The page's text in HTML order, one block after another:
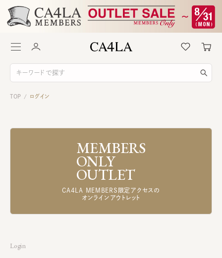
TOP / ログイン
MEMBERS
ONLY
OUTLET
CA4LA MEMBERS限定アクセスの
オンラインアウトレット
Login